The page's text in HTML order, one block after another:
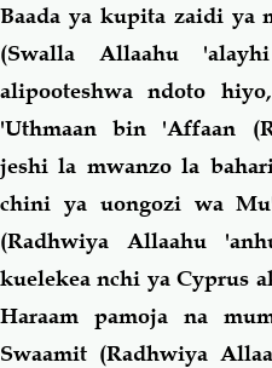
Baada ya kupita zaidi ya
(Swalla Allaahu
alipooteshwa ndoto
'Uthmaan bin 'Affaan
jeshi la mwanzo la
chini ya uongozi wa
(Radhwiya Allaahu
kuelekea nchi ya Cyprus
Haraam pamoja na
Swaamit (Radhwiya